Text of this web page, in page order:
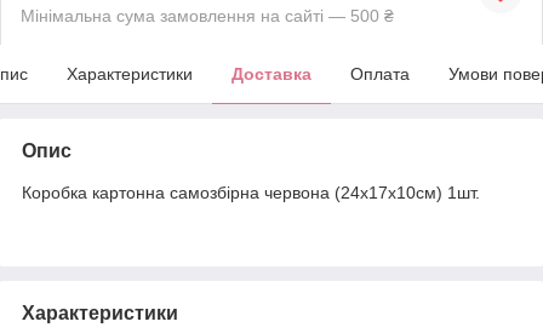
Мінімальна сума замовлення на сайті — 500 ₴
Характеристики Доставка Оплата Умови
Опис
Коробка картонна самозбірна червона (24х17х10см) 1шт.
Характеристики